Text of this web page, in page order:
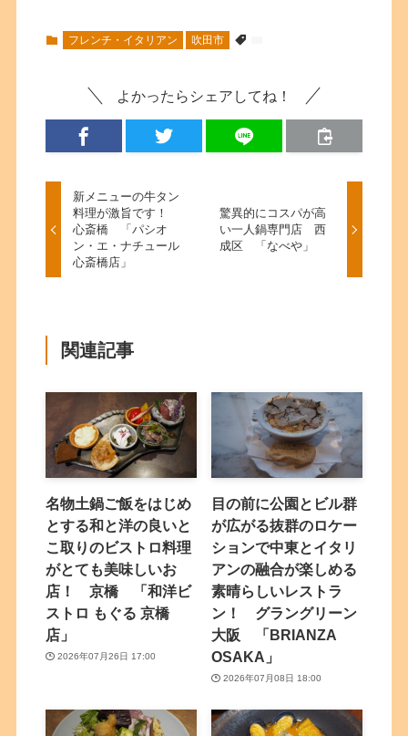
フレンチ・イタリアン 吹田市
よかったらシェアしてね！
新メニューの牛タン
料理が激旨です！
心斎橋 「パシオ
ン・エ・ナチュール
心斎橋店」
驚異的にコスパが高
い一人鍋専門店 西
成区 「なべや」
関連記事
名物土鍋ご飯をはじめ
とする和と洋の良いと
こ取りのビストロ料理
がとても美味しいお
店！ 京橋 「和洋ビ
ストロ もぐる 京橋
店」
2026年07月26日 17:00
目の前に公園とビル群
が広がる抜群のロケー
ションで中東とイタリ
アンの融合が楽しめる
素晴らしいレストラ
ン！ グラングリーン
大阪 「BRIANZA
OSAKA」
2026年07月08日 18:00